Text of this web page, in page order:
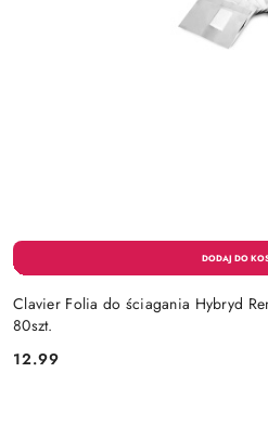
Clavier Folia do ściagania Hybryd
80szt.
Cena:
12.99